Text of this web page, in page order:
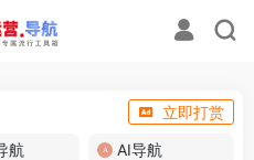
立即打赏
航 AI导航